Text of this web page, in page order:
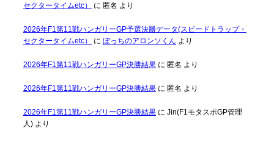
セクタータイムetc）
に 匿名 より
2026年F1第11戦ハンガリーGP予選決勝データ(スピードトラップ・
セクタータイムetc）
に ぼっちのアロンソくん より
2026年F1第11戦ハンガリーGP決勝結果に 匿名 より
2026年F1第11戦ハンガリーGP決勝結果に 匿名 より
2026年F1第11戦ハンガリーGP決勝結果に Jin(F1モタスポGP管理
人)より